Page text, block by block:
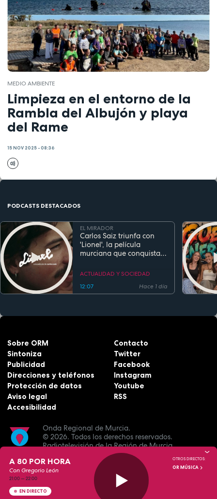
MEDIO AMBIENTE
Limpieza en el entorno de la
Rambla del Albujón y playa
del Rame
15 NOV 2025 - 08:36
PODCASTS DESTACADOS
EL MIRADOR
Carlos Saiz triunfa con
'Lionel', la película
murciana que conquista
estreno
ACTUALIDAD Y SOCIEDAD
12:07
Hace 1 día
Onda Regional de Murcia.
© 2026. Todos los derechos reservados.
Radiotelevisión de la Región de Murcia.
Sobre ORM
Sintoniza
Publicidad
Direcciones y teléfonos
Protección de datos
Aviso legal
Accesibilidad
Contacto
Twitter
Facebook
Instagram
Youtube
RSS
A 80 POR HORA
Con Gregorio León
21:00—22:00
EN DIRECTO
OTROS DIRECTOS:
OR MÚSICA